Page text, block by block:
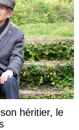
héritier, le